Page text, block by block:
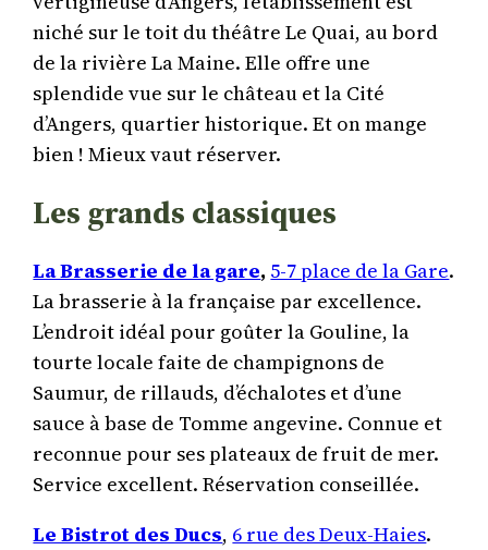
niché sur le toit du théâtre Le Quai, au bord
de la rivière La Maine. Elle offre une
splendide vue sur le château et la Cité
d’Angers, quartier historique. Et on mange
bien ! Mieux vaut réserver.
Les grands classiques
La Brasserie de la gare, 5-7 place de la Gare.
La brasserie à la française par excellence.
L’endroit idéal pour goûter la Gouline, la
tourte locale faite de champignons de
Saumur, de rillauds, d’échalotes et d’une
sauce à base de Tomme angevine. Connue et
reconnue pour ses plateaux de fruit de mer.
Service excellent. Réservation conseillée.
Le Bistrot des Ducs, 6 rue des Deux-Haies.